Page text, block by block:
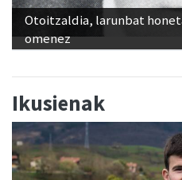
Otoitzaldia, larunbat
omenez
Ikusienak